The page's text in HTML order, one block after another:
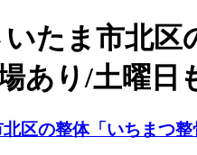
たま市北区
あり/土曜日